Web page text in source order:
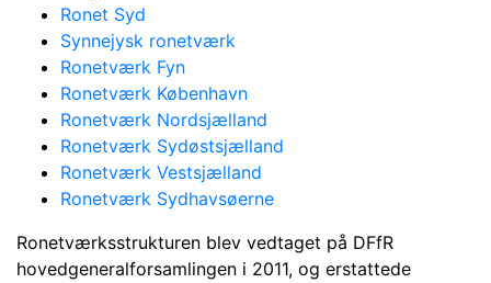
Ronet Syd
Synnejysk ronetværk
Ronetværk Fyn
Ronetværk København
Ronetværk Nordsjælland
Ronetværk Sydøstsjælland
Ronetværk Vestsjælland
Ronetværk Sydhavsøerne
Ronetværksstrukturen blev vedtaget på DFfR
hovedgeneralforsamlingen i 2011, og erstattede